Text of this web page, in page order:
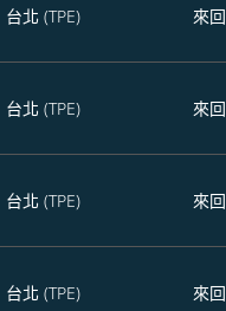
台北 (TPE) 來回
台北 (TPE) 來回
台北 (TPE) 來回
台北 (TPE) 來回